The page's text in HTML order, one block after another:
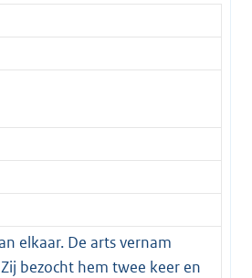
elkaar. De arts vernam
bezocht hem twee keer en